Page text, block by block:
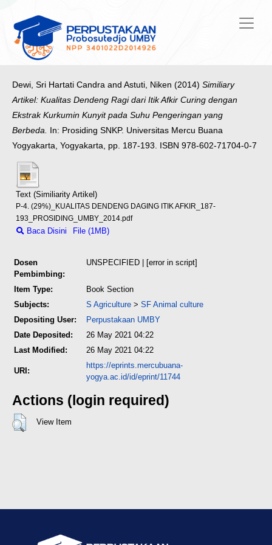
Dewi, Sri Hartati Candra and Astuti, Niken (2014) Similiary
Artikel: Kualitas Dendeng Ragi dari Itik Afkir Curing dengan
Ekstrak Kurkumin Kunyit pada Suhu Pengeringan yang
Berbeda. In: Prosiding SNKP. Universitas Mercu Buana
Yogyakarta, Yogyakarta, pp. 187-193. ISBN 978-602-71704-0-7
Text (Similiarity Artikel)
P-4. (29%)_KUALITAS DENDENG DAGING ITIK AFKIR_187-
193_PROSIDING_UMBY_2014.pdf
Baca Disini File (1MB)
Dosen
Pembimbing:
UNSPECIFIED | [error in script]
Item Type:
Book Section
Subjects:
S Agriculture > SF Animal culture
Depositing User:
Perpustakaan UMBY
Date Deposited:
26 May 2021 04:22
Last Modified:
26 May 2021 04:22
URI:
https://eprints.mercubuana-
yogya.ac.id/id/eprint/11744
Actions (login required)
View Item